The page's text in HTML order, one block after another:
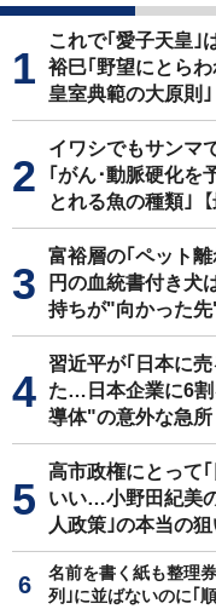
これで｢愛子天皇｣
裕巳｢野望にとら
皇室典範の大原則｣
イワシでもサンマ
｢がん･動脈硬化を
とれる魚の種類｣【
富裕層の｢ペット
円の血統書付き犬
持ちが"向かった
習近平が｢日本に
た…日本企業に6
導体"の意外な急所
高市政権にとって
いい…小野田紀美
人政策｣の本当の
名前を書く紙も整理
列｣に並ばないのに｢